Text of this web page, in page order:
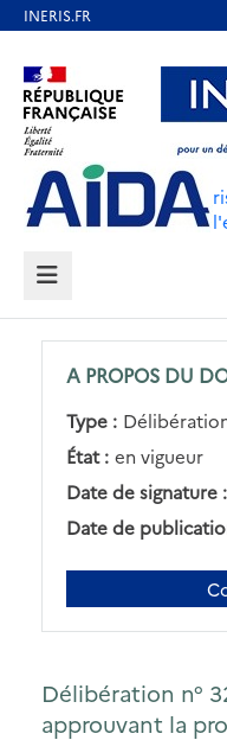
contenu
principal
Aller au contenu
Aller au pied de page
MENU
A PROPOS DU
Type :
État : en vigueur
Date de signature :
Date de
Délibération n°
approuvant la